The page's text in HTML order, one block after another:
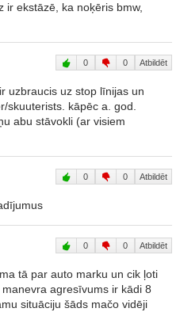
ir ekstāzē, ka noķēris bmw,
0 0 Atbildēt
uzbraucis uz stop līnijas un
skuuterists. kāpēc a. god.
abu stāvokli (ar visiem
0 0 Atbildēt
0 0 Atbildēt
tā par auto marku un cik ļoti
agresīvums ir kādi 8